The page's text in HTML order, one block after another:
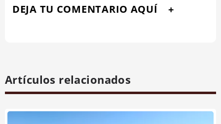
DEJA TU COMENTARIO AQUÍ
Artículos relacionados